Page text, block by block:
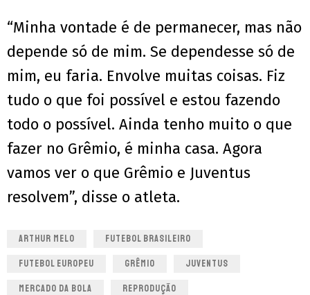
“Minha vontade é de permanecer, mas não
depende só de mim. Se dependesse só de
mim, eu faria. Envolve muitas coisas. Fiz
tudo o que foi possível e estou fazendo
todo o possível. Ainda tenho muito o que
fazer no Grêmio, é minha casa. Agora
vamos ver o que Grêmio e Juventus
resolvem”, disse o atleta.
ARTHUR MELO FUTEBOL BRASILEIRO
FUTEBOL EUROPEU GRÊMIO JUVENTUS
MERCADO DA BOLA REPRODUÇÃO